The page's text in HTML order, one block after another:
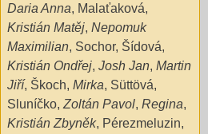
Daria Anna, Malaťaková,
Kristián Matěj, Nepomuk
Maximilian, Sochor, Šídová,
Kristián Ondřej, Josh Jan, Martin
Jiří, Škoch, Mirka, Süttövá,
Sluníčko, Zoltán Pavol, Regina,
Kristián Zbyněk, Pérezmeluzin,